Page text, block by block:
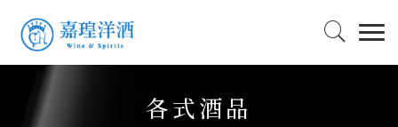
各式酒品